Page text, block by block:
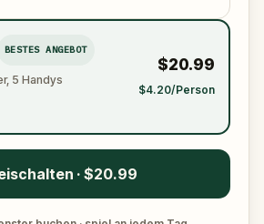
BESTES ANGEBOT
5 Handys
$20.99
$4.20/Person
· $20.99